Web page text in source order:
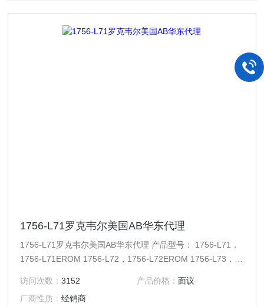
1756-L71罗克韦尔美国AB华东代理
1756-L71罗克韦尔美国AB华东代理 产品型号： 1756-L71，
1756-L71EROM 1756-L72，1756-L72EROM 1756-L73，
访问次数：3152 产品价格： 面议
厂商性质：经销商